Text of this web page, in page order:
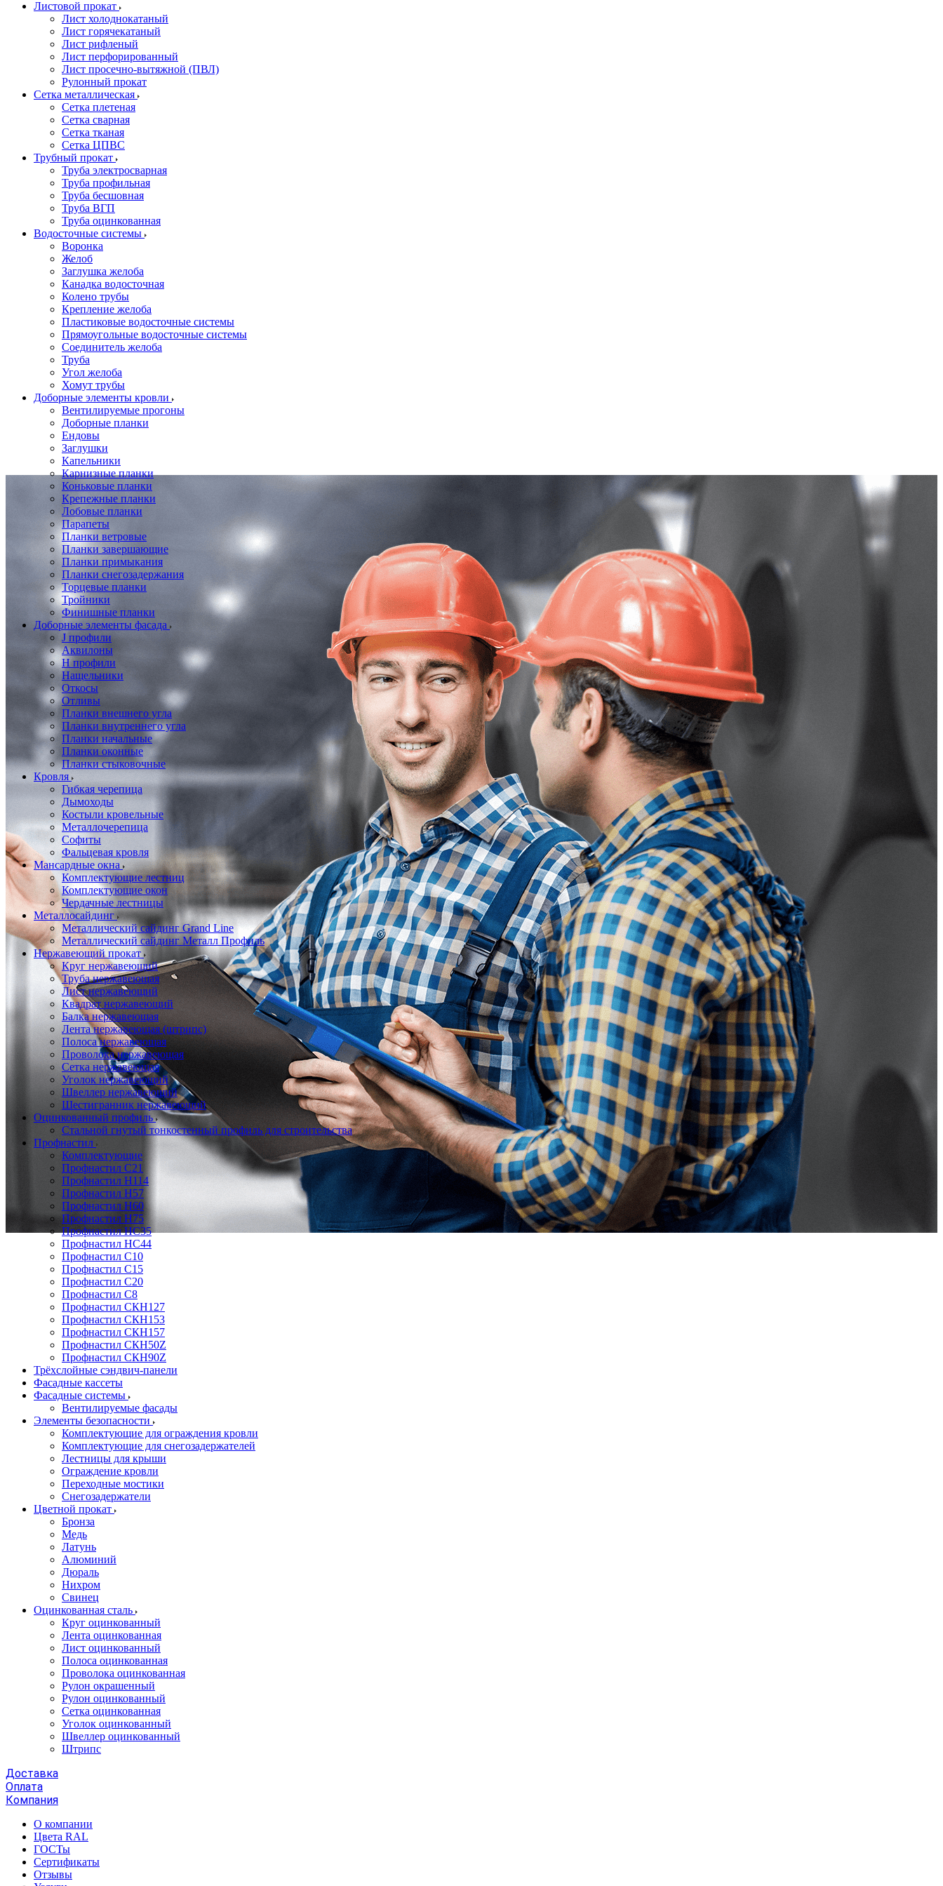
Листовой прокат
Лист холоднокатаный
Лист горячекатаный
Лист рифленый
Лист перфорированный
Лист просечно-вытяжной (ПВЛ)
Рулонный прокат
Сетка металлическая
Сетка плетеная
Сетка сварная
Сетка тканая
Сетка ЦПВС
Трубный прокат
Труба электросварная
Труба профильная
Труба бесшовная
Труба ВГП
Труба оцинкованная
Водосточные системы
Воронка
Желоб
Заглушка желоба
Канадка водосточная
Колено трубы
Крепление желоба
Пластиковые водосточные системы
Прямоугольные водосточные системы
Соединитель желоба
Труба
Угол желоба
Хомут трубы
Доборные элементы кровли
Вентилируемые прогоны
Доборные планки
Ендовы
Заглушки
Капельники
Карнизные планки
Коньковые планки
Крепежные планки
Лобовые планки
Парапеты
Планки ветровые
Планки завершающие
Планки примыкания
Планки снегозадержания
Торцевые планки
Тройники
Финишные планки
Доборные элементы фасада
J профили
Аквилоны
Н профили
Нащельники
Откосы
Отливы
Планки внешнего угла
Планки внутреннего угла
Планки начальные
Планки оконные
Планки стыковочные
Кровля
Гибкая черепица
Дымоходы
Костыли кровельные
Металлочерепица
Софиты
Фальцевая кровля
Мансардные окна
Комплектующие лестниц
Комплектующие окон
Чердачные лестницы
Металлосайдинг
Металлический сайдинг Grand Line
Металлический сайдинг Металл Профиль
Нержавеющий прокат
Круг нержавеющий
Труба нержавеющая
Лист нержавеющий
Квадрат нержавеющий
Балка нержавеющая
Лента нержавеющая (штрипс)
Полоса нержавеющая
Проволока нержавеющая
Сетка нержавеющая
Уголок нержавеющий
Швеллер нержавеющий
Шестигранник нержавеющий
Оцинкованный профиль
Стальной гнутый тонкостенный профиль для строительства
Профнастил
Комплектующие
Профнастил C21
Профнастил Н114
Профнастил Н57
Профнастил Н60
Профнастил Н75
Профнастил НС35
Профнастил НС44
Профнастил С10
Профнастил С15
Профнастил С20
Профнастил С8
Профнастил СКН127
Профнастил СКН153
Профнастил СКН157
Профнастил СКН50Z
Профнастил СКН90Z
Трёхслойные сэндвич-панели
Фасадные кассеты
Фасадные системы
Вентилируемые фасады
Элементы безопасности
Комплектующие для ограждения кровли
Комплектующие для снегозадержателей
Лестницы для крыши
Ограждение кровли
Переходные мостики
Снегозадержатели
Цветной прокат
Бронза
Медь
Латунь
Алюминий
Дюраль
Нихром
Свинец
Оцинкованная сталь
Круг оцинкованный
Лента оцинкованная
Лист оцинкованный
Полоса оцинкованная
Проволока оцинкованная
Рулон окрашенный
Рулон оцинкованный
Сетка оцинкованная
Уголок оцинкованный
Швеллер оцинкованный
Штрипс
Доставка
Оплата
Компания
О компании
Цвета RAL
ГОСТы
Сертификаты
Отзывы